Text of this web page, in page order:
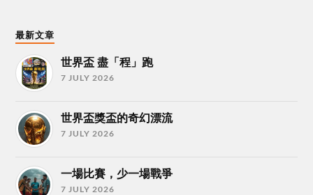
最新文章
世界盃 盡「程」跑
7 JULY 2026
世界盃獎盃的奇幻漂流
7 JULY 2026
一場比賽，少一場戰爭
7 JULY 2026